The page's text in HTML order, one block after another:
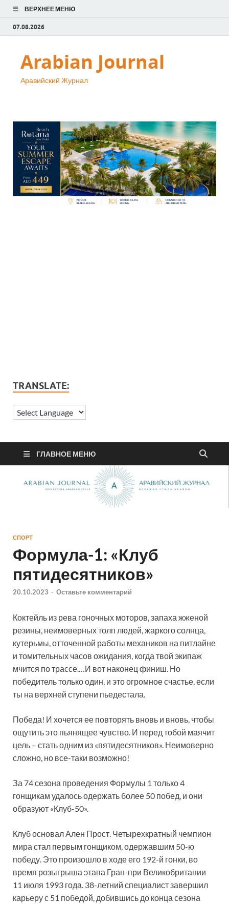
ВЕРХНЕЕ МЕНЮ
07.08.2026
Arabian Journal
Аравийский Журнал
TRANSLATE:
ГЛАВНОЕ МЕНЮ
СПОРТ
Формула-1: «Клуб
пятидесятников»
20.10.2023 - Оставьте комментарий
Коктейль из рева гоночных моторов, запаха жженой
резины, неимоверных толп людей, жаркого солнца,
кутерьмы, отточенной работы механиков на питлайне
и томительных часов ожидания, когда твой экипаж
мчится по трассе.…И вот наконец финиш. Но
победитель только один, и это огромное счастье, если
ты на верхней ступени пьедестала.
Победа! И хочется ее повторять вновь и вновь, чтобы
ощутить это пьянящее чувство. И перед тобой маячит
цель – стать одним из «пятидесятников». Неимоверно
сложно, но все-таки возможно!
За 74 сезона проведения Формулы 1 только 4
гонщикам удалось одержать более 50 побед, и они
образуют «Клуб-50».
Клуб основал Ален Прост. Четырехкратный чемпион
мира стал первым гонщиком, одержавшим 50-ю
победу. Это произошло в ходе его 192-й гонки, во
время розыгрыша этапа Гран-при Великобритании
11 июля 1993 года. 38-летний специалист завершил
карьеру с 51 победой, добившись до конца сезона